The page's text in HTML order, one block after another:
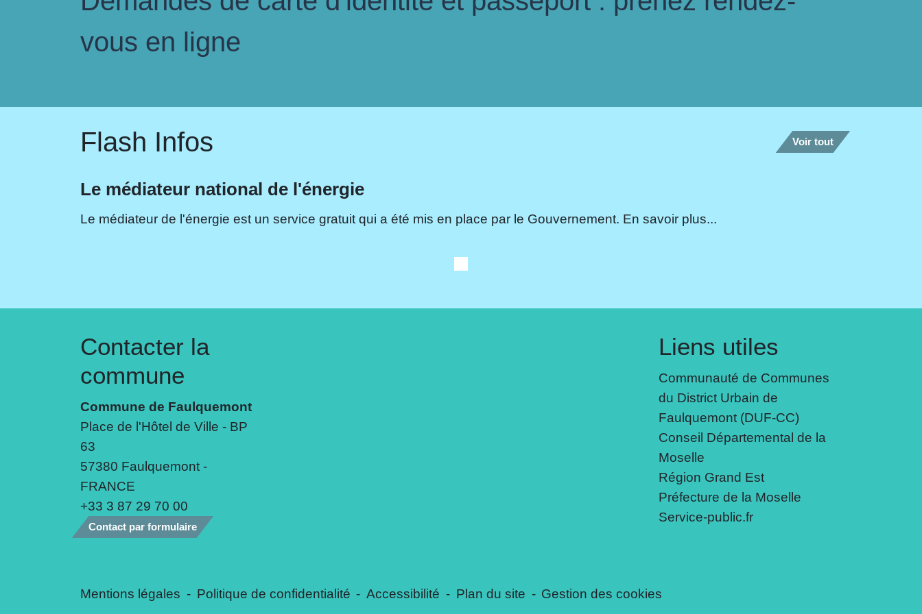
vous en ligne
Flash Infos Voir tout
Le médiateur national de l'énergie
Le médiateur de l'énergie est un service gratuit qui a été mis en place par le Gouvernement. En savoir plus...
Contacter la
commune
Commune de Faulquemont
Place de l'Hôtel de Ville - BP
63
57380 Faulquemont -
FRANCE
+33 3 87 29 70 00
Contact par formulaire
Liens utiles
Communauté de Communes
du District Urbain de
Faulquemont (DUF-CC)
Conseil Départemental de la
Moselle
Région Grand Est
Préfecture de la Moselle
Service-public.fr
Mentions légales - Politique de confidentialité - Accessibilité - Plan du site - Gestion des cookies